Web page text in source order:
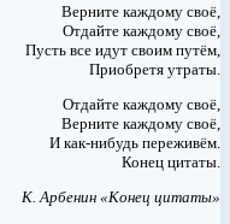
Верните каждому своё,
Отдайте каждому своё,
Пусть все идут своим путём,
Приобретя утраты.
Отдайте каждому своё,
Верните каждому своё,
И как-нибудь переживём.
Конец цитаты.
К. Арбенин «Конец цитаты»